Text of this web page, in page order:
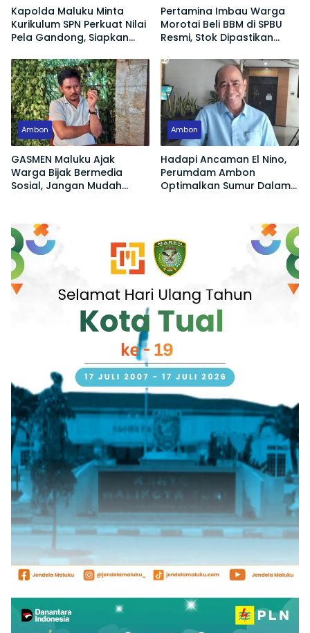
Kapolda Maluku Minta
Kurikulum SPN Perkuat Nilai
Pela Gandong, Siapkan
Tantangan Zaman
Pertamina Imbau Warga
Morotai Beli BBM di SPBU
Resmi, Stok Dipastikan
Ambon
GASMEN Maluku Ajak
Warga Bijak Bermedia
Sosial, Jangan Mudah
Ambon
Hadapi Ancaman El Nino,
Perumdam Ambon
Optimalkan Sumur Dalam